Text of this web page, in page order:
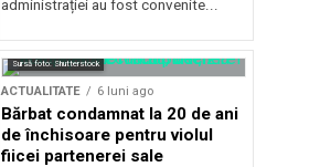
administrației au fost convenite...
Sursă foto: Shutterstock
ACTUALITATE 6 luni ago
Bărbat condamnat la 20 de ani
de închisoare pentru violul
fiicei partenerei sale